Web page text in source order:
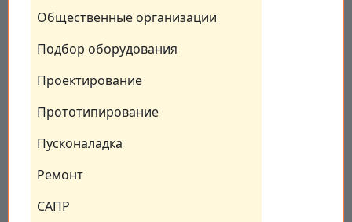
Общественные организации
Подбор оборудования
Проектирование
Прототипирование
Пусконаладка
Ремонт
САПР